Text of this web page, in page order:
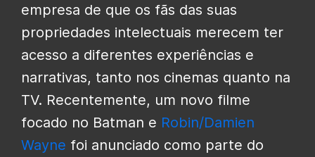
empresa de que os fãs das suas
propriedades intelectuais merecem ter
acesso a diferentes experiências e
narrativas, tanto nos cinemas quanto na
TV. Recentemente, um novo filme
focado no Batman e Robin/Damien
Wayne foi anunciado como parte do